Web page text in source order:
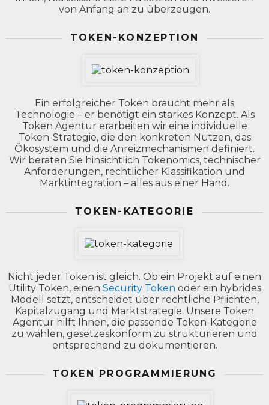
von Anfang an zu überzeugen.
TOKEN-KONZEPTION
Ein erfolgreicher Token braucht mehr als
Technologie – er benötigt ein starkes Konzept. Als
Token Agentur erarbeiten wir eine individuelle
Token-Strategie, die den konkreten Nutzen, das
Ökosystem und die Anreizmechanismen definiert.
Wir beraten Sie hinsichtlich Tokenomics, technischer
Anforderungen, rechtlicher Klassifikation und
Marktintegration – alles aus einer Hand.
TOKEN-KATEGORIE
Nicht jeder Token ist gleich. Ob ein Projekt auf einen
Utility Token, einen Security Token oder ein hybrides
Modell setzt, entscheidet über rechtliche Pflichten,
Kapitalzugang und Marktstrategie. Unsere Token
Agentur hilft Ihnen, die passende Token-Kategorie
zu wählen, gesetzeskonform zu strukturieren und
entsprechend zu dokumentieren.
TOKEN PROGRAMMIERUNG